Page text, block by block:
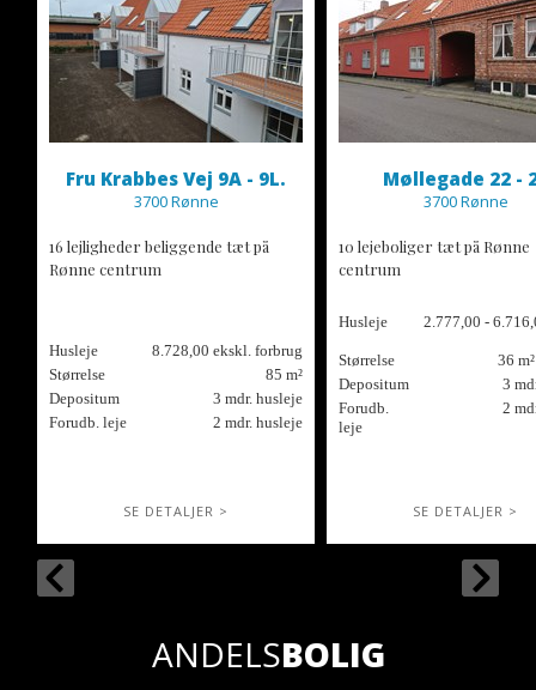
Fru Krabbes Vej 9A - 9L.
3700 Rønne
16 lejligheder beliggende tæt på
Rønne centrum
Husleje
8.728,00 ekskl. forbrug
Størrelse
85 m²
Depositum
3 mdr. husleje
Forudb. leje
2 mdr. husleje
SE DETALJER >
Møllegade 22 -
3700 Rønne
10 lejeboliger tæt på Rønne
centrum
Husleje 2.777,00 -
Størrelse
36
Depositum
3
Forudb.
leje
2
SE DETALJER >
ANDELSBOLIG